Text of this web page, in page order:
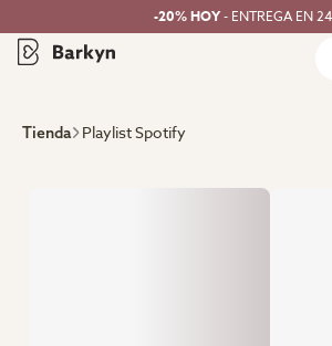
-20% HOY- ENTREGA EN
Tienda Playlist Spotify